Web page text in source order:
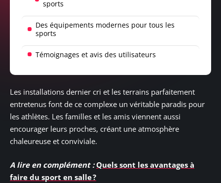
sports
Des équipements modernes pour tous les
sports
Témoignages et avis des utilisateurs
Les installations dernier cri et les terrains parfaitement
entretenus font de ce complexe un véritable paradis pour
les athlètes. Les familles et les amis viennent aussi
encourager leurs proches, créant une atmosphère
chaleureuse et conviviale.
A lire en complément : Quels sont les avantages à
faire du sport en salle ?